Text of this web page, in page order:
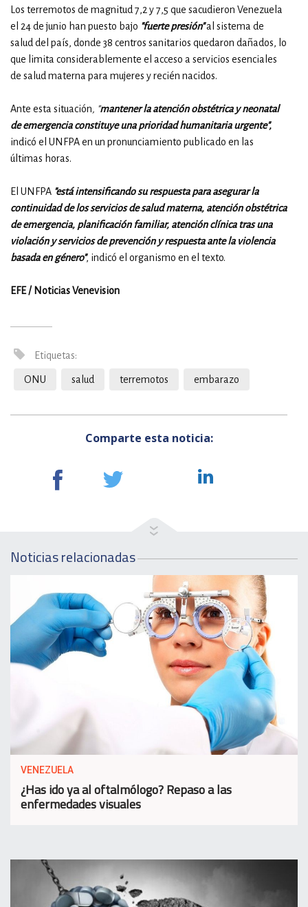
Los terremotos de magnitud 7,2 y 7,5 que sacudieron Venezuela
el 24 de junio han puesto bajo "fuerte presión"al sistema de
salud del país, donde 38 centros sanitarios quedaron dañados, lo
que limita considerablemente el acceso a servicios esenciales
de salud materna para mujeres y recién nacidos.
Ante esta situación, "mantener la atención obstétrica y neonatal
de emergencia constituye una prioridad humanitaria urgente",
indicó el UNFPA en un pronunciamiento publicado en las
últimas horas.
El UNFPA "está intensificando su respuesta para asegurar la
continuidad de los servicios de salud materna, atención obstétrica
de emergencia, planificación familiar, atención clínica tras una
violación y servicios de prevención y respuesta ante la violencia
basada en género", indicó el organismo en el texto.
EFE / Noticias Venevision
Etiquetas:
ONU salud terremotos embarazo
Comparte esta noticia:
Noticias relacionadas
VENEZUELA
¿Has ido ya al oftalmólogo? Repaso a las
enfermedades visuales